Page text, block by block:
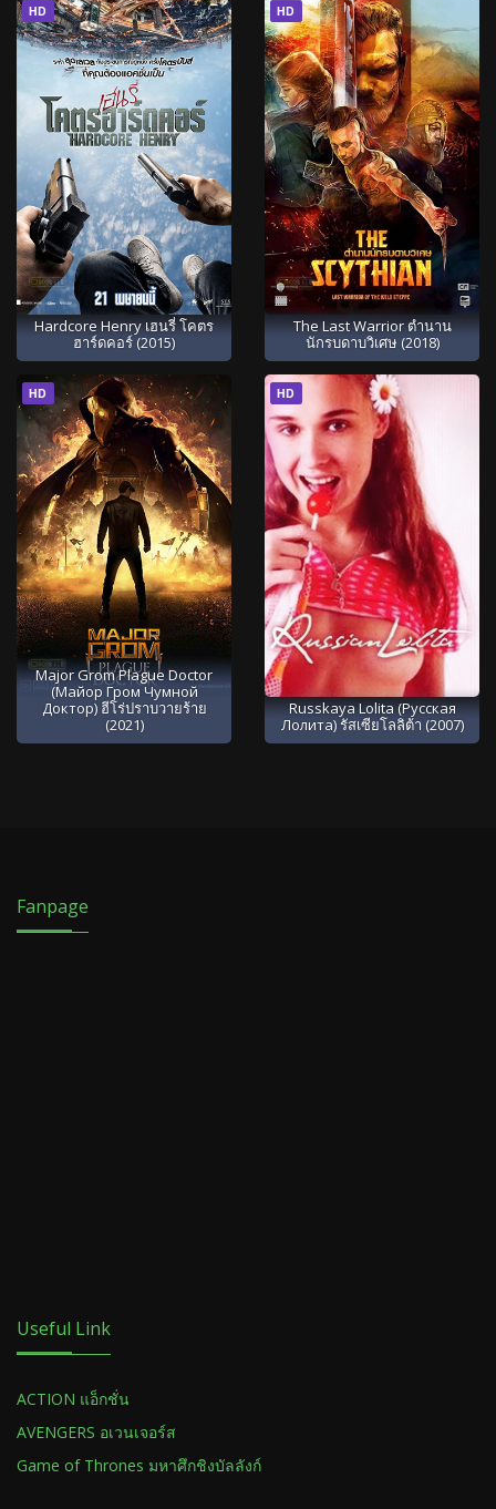
HD
Hardcore Henry เฮนรี่ โคตร
ฮาร์ดคอร์ (2015)
HD
The Last Warrior ตำนาน
นักรบดาบวิเศษ (2018)
HD
Major Grom Plague Doctor
(Майор Гром Чумной
Доктор) ฮีโร่ปราบวายร้าย
(2021)
HD
Russkaya Lolita (Русская
Лолита) รัสเซียโลลิต้า (2007)
Fanpage
Useful Link
ACTION แอ็กชั่น
AVENGERS อเวนเจอร์ส
Game of Thrones มหาศึกชิงบัลลังก์